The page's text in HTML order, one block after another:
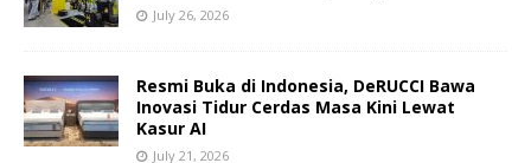
July 26, 2026
Resmi Buka di Indonesia, DeRUCCI Bawa
Inovasi Tidur Cerdas Masa Kini Lewat
Kasur AI
July 21, 2026